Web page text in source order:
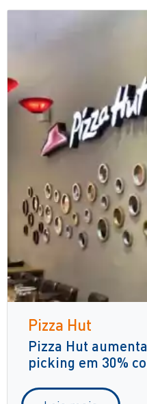
Pizza Hut
Pizza Hut
picking em 30%